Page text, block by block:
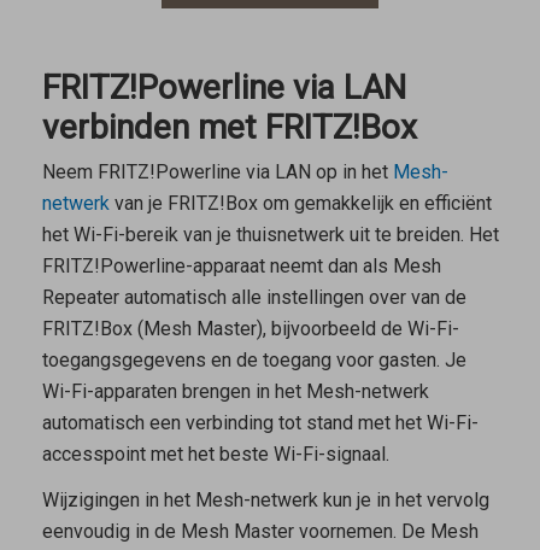
FRITZ!Powerline via LAN
verbinden met FRITZ!Box
Neem FRITZ!Powerline via LAN op in het Mesh-
netwerk van je FRITZ!Box om gemakkelijk en efficiënt
het Wi-Fi-bereik van je thuisnetwerk uit te breiden. Het
FRITZ!Powerline-apparaat neemt dan als Mesh
Repeaterautomatisch alle instellingen over van de
FRITZ!Box (Mesh Master), bijvoorbeeld de Wi-Fi-
toegangsgegevens en de toegang voor gasten. Je
Wi-Fi-apparaten brengen in het Mesh-netwerk
automatisch een verbinding tot stand met het Wi-Fi-
accesspoint met het beste Wi-Fi-signaal.
Wijzigingen in het Mesh-netwerk kun je in het vervolg
eenvoudig in de Mesh Mastervoornemen. De Mesh